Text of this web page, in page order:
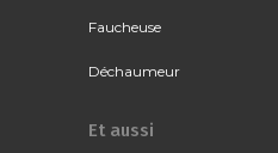
Faucheuse
Déchaumeur
Et aussi